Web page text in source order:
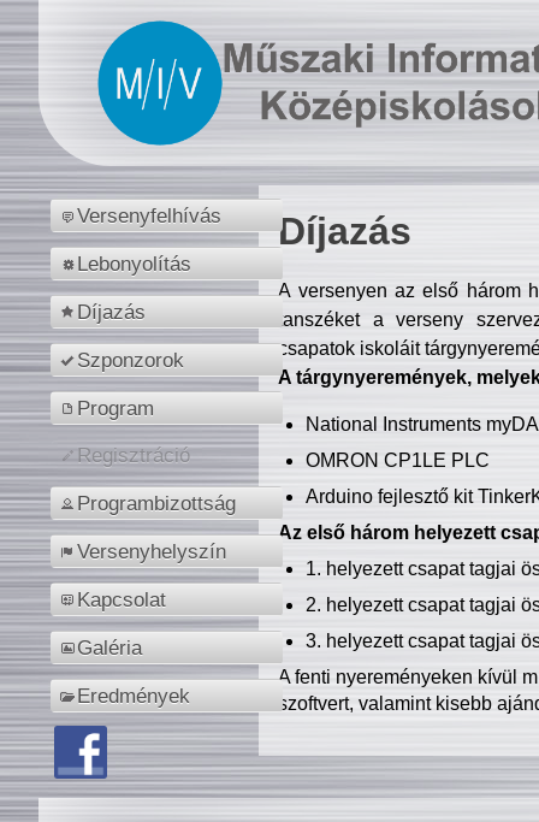
Versenyfelhívás
Lebonyolítás
Díjazás
Szponzorok
Program
Regisztráció
Programbizottság
Versenyhelyszín
Kapcsolat
Galéria
Eredmények
Díjazás
A versenyen az első három
tanszéket a verseny
csapatok iskoláit
A tárgynyeremények,
National Instruments
OMRON CP1LE PLC
Arduino fejlesztő kit
Az első három helyezett
1. helyezett csapat tagjai
2. helyezett csapat tagjai
3. helyezett csapat tagjai
A fenti nyereményeken kívül
szoftvert, valamint kisebb